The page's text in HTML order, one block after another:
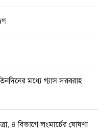
মধ্যে গ্যাস সরবরাহ
৪ বিভাগে লংমার্চের ঘোষণা